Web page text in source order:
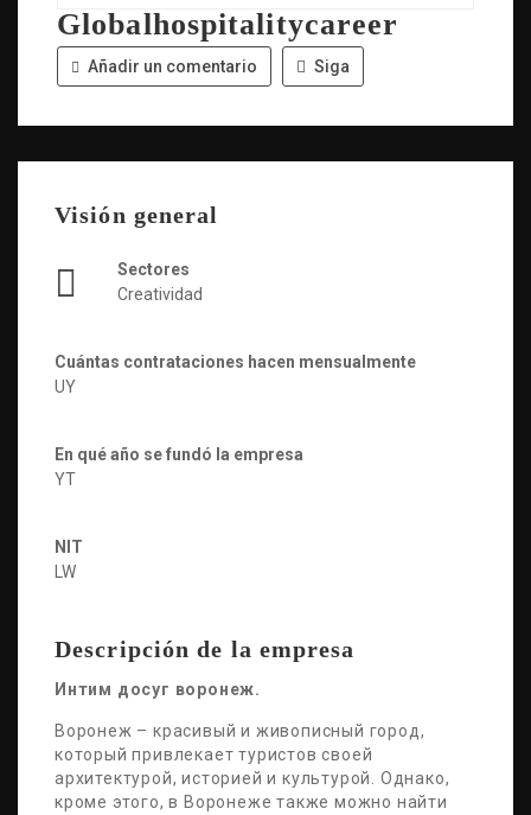
Globalhospitalitycareer
Añadir un comentario Siga
Visión general
Sectores
Creatividad
Cuántas contrataciones hacen mensualmente
UY
En qué año se fundó la empresa
YT
NIT
LW
Descripción de la empresa
Интим досуг воронеж.
Воронеж – красивый и живописный город,
который привлекает туристов своей
архитектурой, историей и культурой. Однако,
кроме этого, в Воронеже также можно найти